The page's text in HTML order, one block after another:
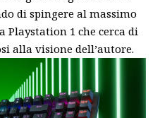
di spingere al massimo
Playstation 1 che cerca di
alla visione dell’autore.